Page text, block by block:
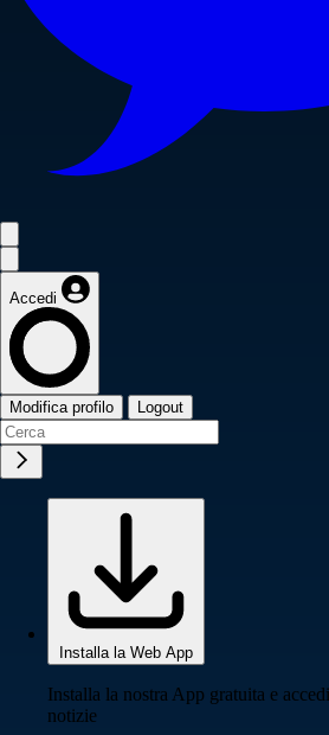
Accedi
Modifica profilo Logout
Installa la Web App
Installa la nostra App gratuita e
notizie